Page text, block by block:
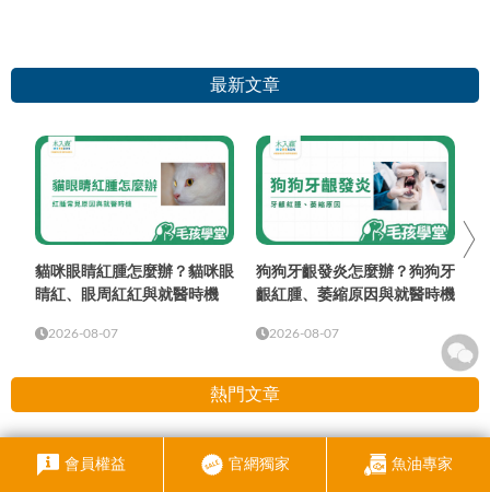
最新文章
貓咪眼睛紅腫怎麼辦？貓咪眼
睛紅、眼周紅紅與就醫時機
2026-08-07
狗狗牙齦發炎怎麼辦？狗狗牙
齦紅腫、萎縮原因與就醫時機
2026-08-07
熱門文章
會員權益 官網獨家 魚油專家